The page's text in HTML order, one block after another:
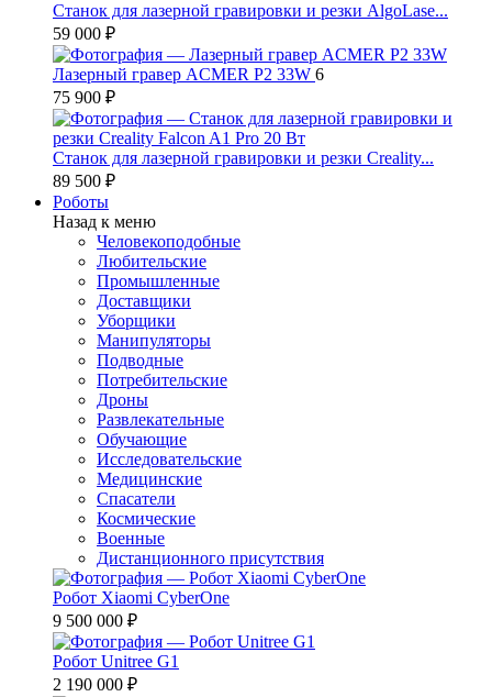
Станок для лазерной гравировки и резки AlgoLase...
59 000 ₽
Лазерный гравер ACMER P2 33W 6
75 900 ₽
Станок для лазерной гравировки и резки Creality...
89 500 ₽
Роботы
Назад к меню
Человекоподобные
Любительские
Промышленные
Доставщики
Уборщики
Манипуляторы
Подводные
Потребительские
Дроны
Развлекательные
Обучающие
Исследовательские
Медицинские
Спасатели
Космические
Военные
Дистанционного присутствия
Робот Xiaomi CyberOne
9 500 000 ₽
Робот Unitree G1
2 190 000 ₽